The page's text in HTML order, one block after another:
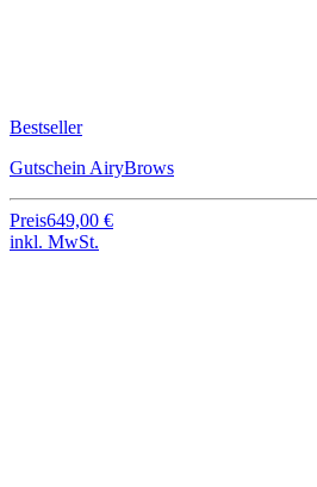
Bestseller
Gutschein AiryBrows
Preis649,00 €
inkl. MwSt.